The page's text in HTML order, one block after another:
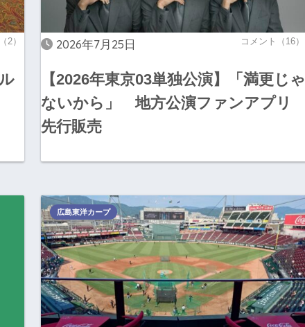
2） 2026年7月25日 コメント（16）
【2026年東京03単独公演】「満更じゃ
ないから」 地方公演ファンアプリ
先行販売
広島東洋カープ